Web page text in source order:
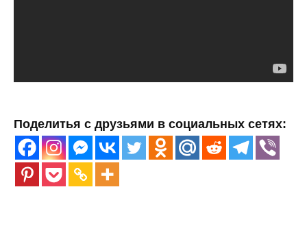
Поделитья с друзьями в социальных сетях: